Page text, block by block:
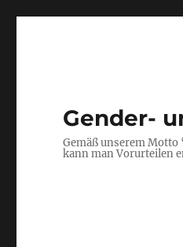
Gender-
Gemäß unserem
kann man Vorurteilen